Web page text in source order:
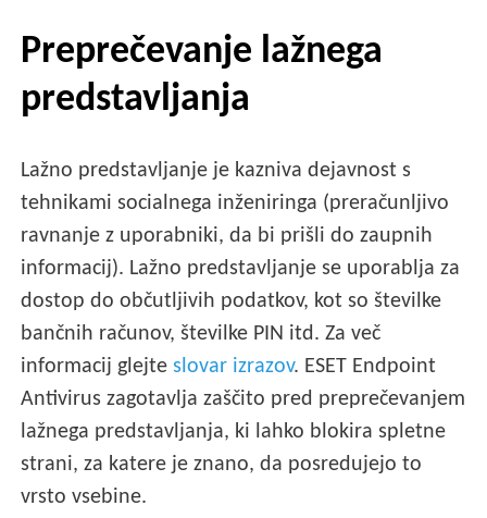
Preprečevanje lažnega
predstavljanja
Lažno predstavljanje je kazniva dejavnost s
tehnikami socialnega inženiringa (preračunljivo
ravnanje z uporabniki, da bi prišli do zaupnih
informacij). Lažno predstavljanje se uporablja za
dostop do občutljivih podatkov, kot so številke
bančnih računov, številke PIN itd. Za več
informacij glejteslovar izrazov. ESET Endpoint
Antivirus zagotavlja zaščito pred preprečevanjem
lažnega predstavljanja, ki lahko blokira spletne
strani, za katere je znano, da posredujejo to
vrsto vsebine.